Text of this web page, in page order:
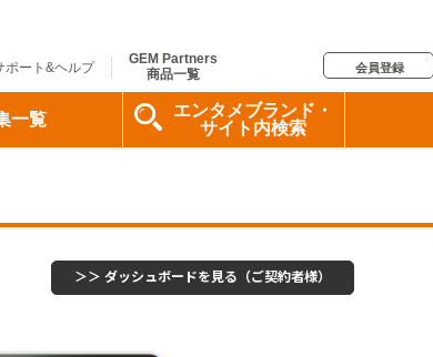
ポート&ヘルプ
GEM Partners
商品一覧
会員登録
一覧
エンタメブランド・
サイト内検索
＞＞ ダッシュボードを見る（ご契約者様）